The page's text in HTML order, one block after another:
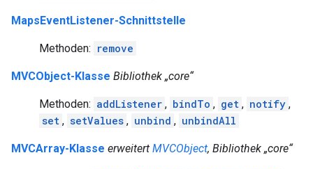
MapsEventListener-Schnittstelle
Methoden: remove
MVCObject-Klasse Bibliothek „core“
Methoden: addListener , bindTo , get , notify ,
set , setValues , unbind , unbindAll
MVCArray-Klasse erweitert MVCObject, Bibliothek „core“